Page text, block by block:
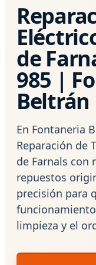
de
985 |
Beltrán
En Fontaneria
Reparación de
de Farnals con
repuestos
precisión para
limpieza y el